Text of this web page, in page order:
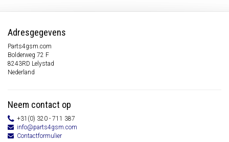
Adresgegevens
Parts4gsm.com
Bolderweg 72 F
8243RD Lelystad
Nederland
Neem contact op
+31(0) 320 - 711 387
info@parts4gsm.com
Contactformulier